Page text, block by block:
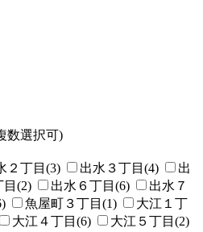
数選択可)
２丁目(3) 出水３丁目(4)
出
目(2) 出水６丁目(6)
出水７
魚屋町３丁目(1)
大江１丁
大江４丁目(6)
大江５丁目(2)